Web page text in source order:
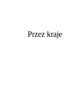
Przez kraje